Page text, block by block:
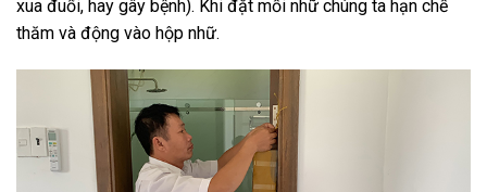
xua đuổi, hay gây bệnh). Khi đặt mồi nhữ chúng ta hạn chế
thăm và động vào hộp nhữ.